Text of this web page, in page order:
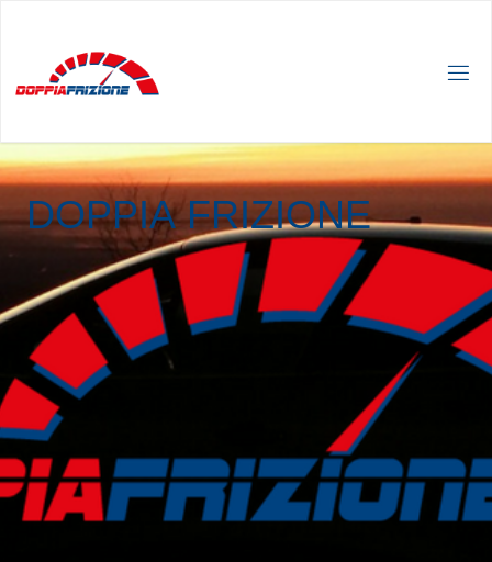
DOPPIA FRIZIONE